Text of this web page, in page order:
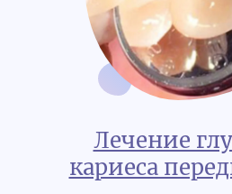
Лечение
кариеса